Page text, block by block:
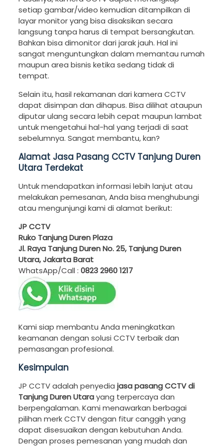
setiap gambar/video kemudian ditampilkan di
layar monitor yang bisa disaksikan secara
langsung tanpa harus di tempat bersangkutan.
Bahkan bisa dimonitor dari jarak jauh. Hal ini
sangat menguntungkan dalam memantau rumah
maupun area bisnis ketika sedang tidak di
tempat.
Selain itu, hasil rekamanan dari kamera CCTV
dapat disimpan dan dihapus. Bisa dilihat ataupun
diputar ulang secara lebih cepat maupun lambat
untuk mengetahui hal-hal yang terjadi di saat
sebelumnya. Sangat membantu, kan?
Alamat Jasa Pasang CCTV Tanjung Duren
Utara Terdekat
Untuk mendapatkan informasi lebih lanjut atau
melakukan pemesanan, Anda bisa menghubungi
atau mengunjungi kami di alamat berikut:
JP CCTV
Ruko Tanjung Duren Plaza
Jl. Raya Tanjung Duren No. 25, Tanjung Duren
Utara, Jakarta Barat
WhatsApp/Call : 0823 2960 1217
Kami siap membantu Anda meningkatkan
keamanan dengan solusi CCTV terbaik dan
pemasangan profesional.
Kesimpulan
JP CCTV adalah penyedia jasa pasang CCTV di
Tanjung Duren Utarayang terpercaya dan
berpengalaman. Kami menawarkan berbagai
pilihan merk CCTV dengan fitur canggih yang
dapat disesuaikan dengan kebutuhan Anda.
Dengan proses pemesanan yang mudah dan